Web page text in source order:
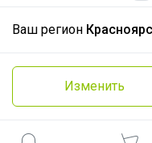
Ваш регион
Изменить
© ООО "Лявита",
Политика